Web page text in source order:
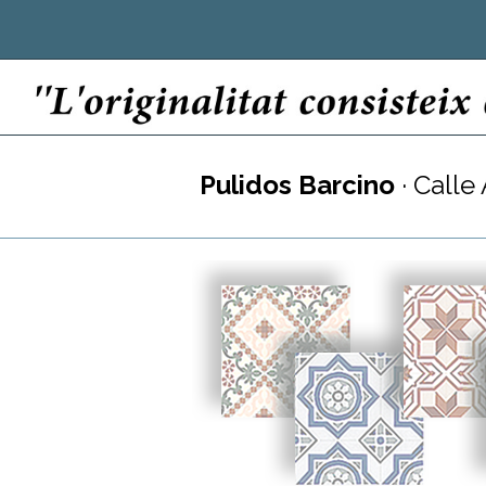
Pulidos Barcino ·